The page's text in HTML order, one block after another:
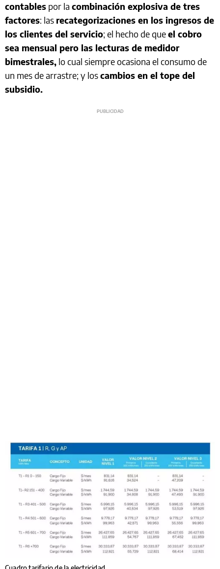
contables por la combinación explosiva de tres
factores: las recategorizaciones en los ingresos de
los clientes del servicio; el hecho de queel cobro
sea mensual pero las lecturas de medidor
bimestrales, lo cual siempre ocasiona el consumo de
un mes de arrastre; y loscambios en el tope del
subsidio.